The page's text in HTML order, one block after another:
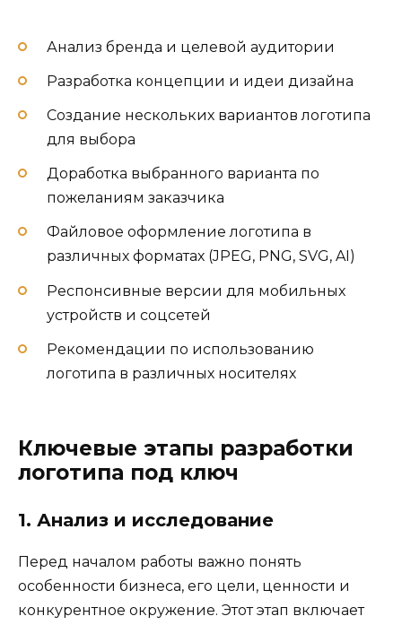
Анализ бренда и целевой аудитории
Разработка концепции и идеи дизайна
Создание нескольких вариантов логотипа
для выбора
Доработка выбранного варианта по
пожеланиям заказчика
Файловое оформление логотипа в
различных форматах (JPEG, PNG, SVG, AI)
Респонсивные версии для мобильных
устройств и соцсетей
Рекомендации по использованию
логотипа в различных носителях
Ключевые этапы разработки
логотипа под ключ
1. Анализ и исследование
Перед началом работы важно понять
особенности бизнеса, его цели, ценности и
конкурентное окружение. Этот этап включает